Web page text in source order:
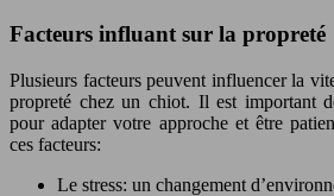
Facteurs influant sur la propreté
Plusieurs facteurs peuvent influencer la
propreté chez un chiot. Il est important
pour adapter votre approche et être
ces facteurs:
Le stress: un changement